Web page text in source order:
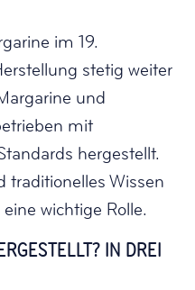
im 19.
stetig weiter
und
mit
hergestellt.
traditionelles Wissen
wichtige Rolle.
IN DREI